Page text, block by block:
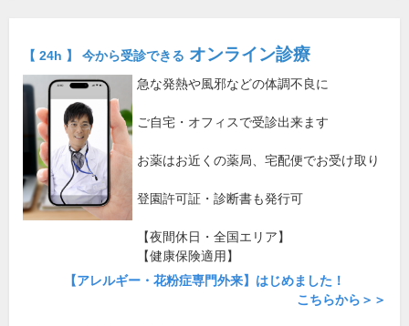
【 24h 】 今から受診できる オンライン診療
急な発熱や風邪などの体調不良に
ご自宅・オフィスで受診出来ます
お薬はお近くの薬局、宅配便でお受け取り
登園許可証・診断書も発行可
【夜間休日・全国エリア】
【健康保険適用】
【アレルギー・花粉症専門外来】はじめました！
こちらから＞＞